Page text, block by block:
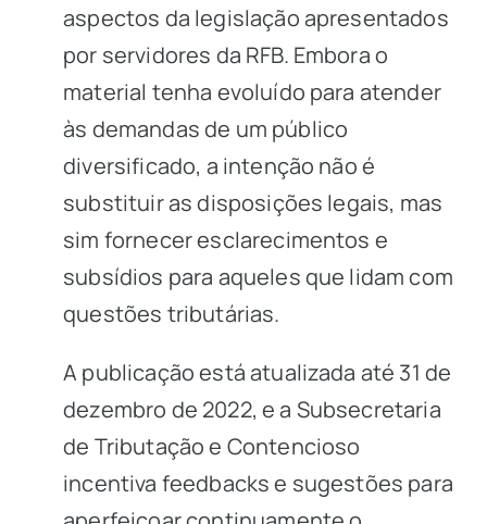
aspectos da legislação apresentados
por servidores da RFB. Embora o
material tenha evoluído para atender
às demandas de um público
diversificado, a intenção não é
substituir as disposições legais, mas
sim fornecer esclarecimentos e
subsídios para aqueles que lidam com
questões tributárias.
A publicação está atualizada até 31 de
dezembro de 2022, e a Subsecretaria
de Tributação e Contencioso
incentiva feedbacks e sugestões para